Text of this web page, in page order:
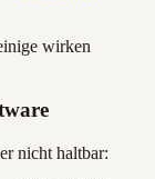
nicht haltbar: